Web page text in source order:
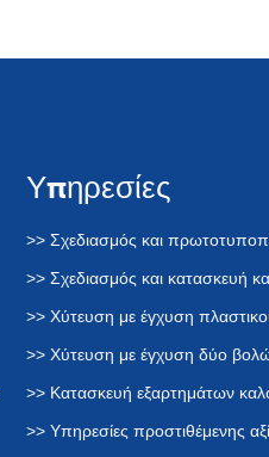
Υπηρεσίες
>> Σχεδιασμός και
>> Σχεδιασμός και κατασκευή
>> Χύτευση με έγχυση
>> Χύτευση με έγχυση δύο
>> Κατασκευή εξαρτημάτων
>> Υπηρεσίες προστιθέμενης